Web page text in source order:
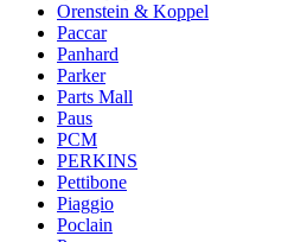
Orenstein & Koppel
Paccar
Panhard
Parker
Parts Mall
Paus
PCM
PERKINS
Pettibone
Piaggio
Poclain